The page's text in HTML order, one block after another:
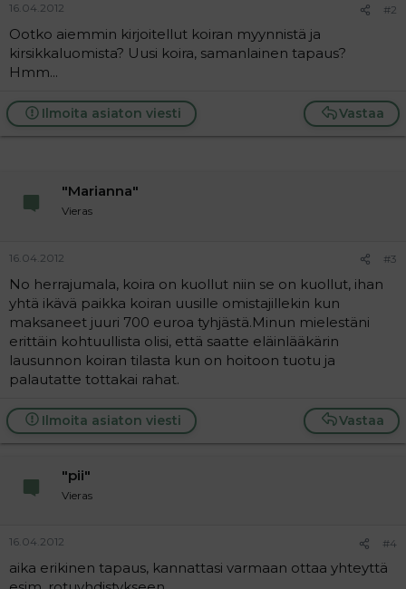
16.04.2012 #2
Ootko aiemmin kirjoitellut koiran myynnistä ja
kirsikkaluomista? Uusi koira, samanlainen tapaus?
Hmm...
Vastaa
Ilmoita asiaton viesti
"Marianna"
Vieras
16.04.2012 #3
No herrajumala, koira on kuollut niin se on kuollut, ihan
yhtä ikävä paikka koiran uusille omistajillekin kun
maksaneet juuri 700 euroa tyhjästä.Minun mielestäni
erittäin kohtuullista olisi, että saatte eläinlääkärin
lausunnon koiran tilasta kun on hoitoon tuotu ja
palautatte tottakai rahat.
Vastaa
Ilmoita asiaton viesti
"pii"
Vieras
16.04.2012 #4
aika erikinen tapaus, kannattasi varmaan ottaa yhteyttä